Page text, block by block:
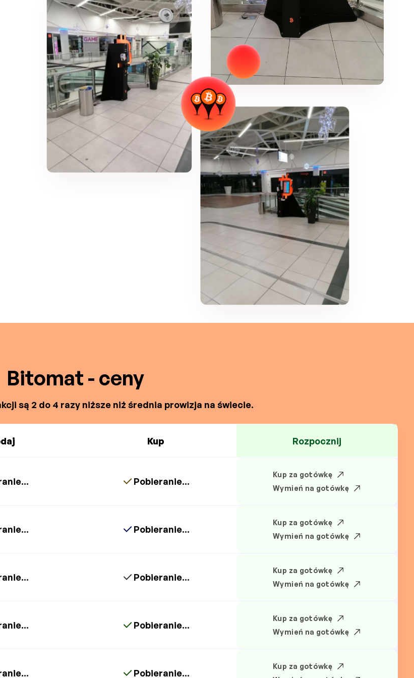
Bitomat - ceny
są 2 do 4 razy niższe niż średnia prowizja na świecie.
Kup Rozpocznij
Pobieranie...
Kup za gotówkę
Wymień na gotówkę
Pobieranie...
Kup za gotówkę
Wymień na gotówkę
Pobieranie...
Kup za gotówkę
Wymień na gotówkę
Pobieranie...
Kup za gotówkę
Wymień na gotówkę
Pobieranie...
Kup za gotówkę